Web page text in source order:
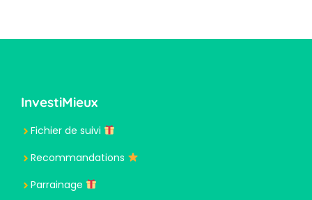
InvestiMieux
Fichier de suivi
Recommandations
Parrainage